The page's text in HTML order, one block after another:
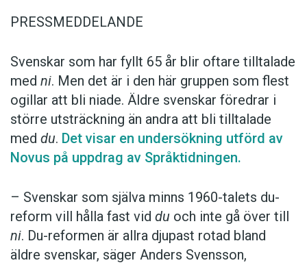
PRESSMEDDELANDE
Svenskar som har fyllt 65 år blir oftare tilltalade
med ni. Men det är i den här gruppen som flest
ogillar att bli niade. Äldre svenskar föredrar i
större utsträckning än andra att bli tilltalade
med du. Det visar en undersökning utförd av
Novus på uppdrag av Språktidningen.
– Svenskar som själva minns 1960-talets du-
reform vill hålla fast vid du och inte gå över till
ni. Du-reformen är allra djupast rotad bland
äldre svenskar, säger Anders Svensson,